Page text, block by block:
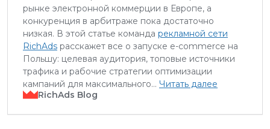
рынке электронной коммерции в Европе, а
конкуренция в арбитраже пока достаточно
низкая. В этой статье команда рекламной сети
RichAds расскажет все о запуске e-commerce на
Польшу: целевая аудитория, топовые источники
трафика и рабочие стратегии оптимизации
кампаний для максимального… Читать далее
RichAds Blog